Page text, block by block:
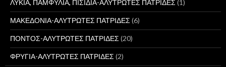
ΛΥΚΙΑ, ΠΑΜΦΥΛΙΑ, ΠΙΣΙΔΙΑ-ΑΛΥΤΡΩΤΕΣ ΠΑΤΡΙΔΕΣ (1)
ΜΑΚΕΔΟΝΙΑ-ΑΛΥΤΡΩΤΕΣ ΠΑΤΡΙΔΕΣ (6)
ΠΟΝΤΟΣ-ΑΛΥΤΡΩΤΕΣ ΠΑΤΡΙΔΕΣ (20)
ΦΡΥΓΙΑ-ΑΛΥΤΡΩΤΕΣ ΠΑΤΡΙΔΕΣ (2)